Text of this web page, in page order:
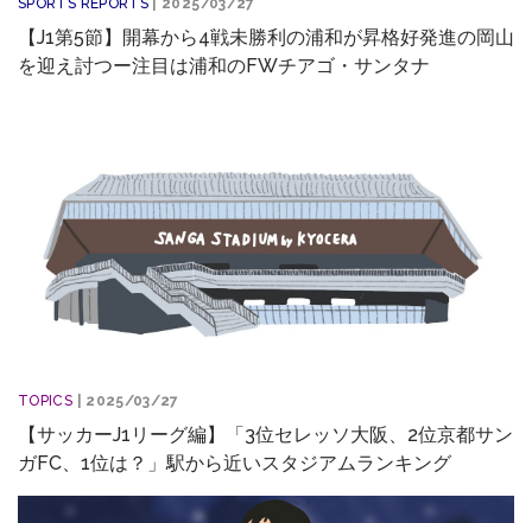
【J1第5節】開幕から4戦未勝利の浦和が昇格好発進の岡山
を迎え討つー注目は浦和のFWチアゴ・サンタナ
TOPICS | 2025/03/27
【サッカーJ1リーグ編】「3位セレッソ大阪、2位京都サン
ガFC、1位は？」駅から近いスタジアムランキング